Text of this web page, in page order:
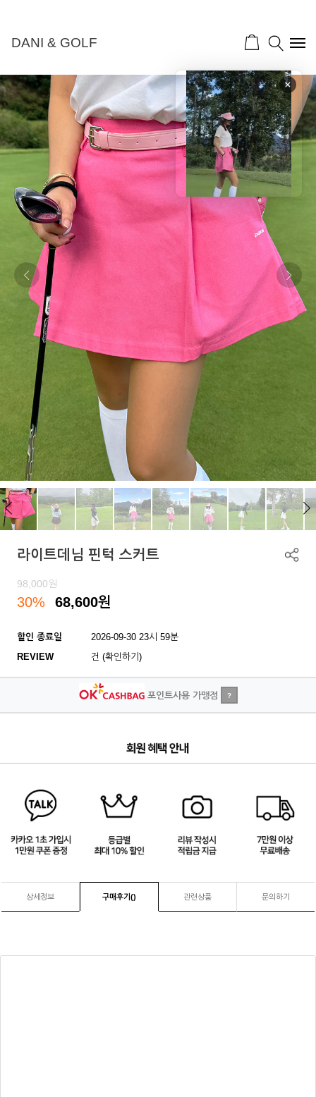
DANI & GOLF
라이트데님 핀턱 스커트
98,000원
30% 68,600원
할인 종료일
2026-09-30 23시 59분
REVIEW
건 (확인하기)
포인트사용 가맹점 ?
상세정보 구매후기() 관련상품 문의하기